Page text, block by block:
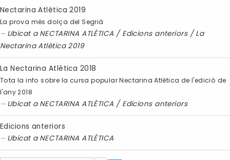
Nectarina Atlètica 2019
La prova més dolça del Segrià
Ubicat a NECTARINA ATLÈTICA / Edicions anteriors / La
Nectarina Atlètica 2019
La Nectarina Atlètica 2018
Tota la info sobre la cursa popular Nectarina Atlètica de l'edició de
l'any 2018
Ubicat a NECTARINA ATLÈTICA / Edicions anteriors
Edicions anteriors
Ubicat a NECTARINA ATLÈTICA